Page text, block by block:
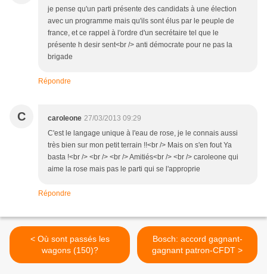
je pense qu'un parti présente des candidats à une élection
avec un programme mais qu'ils sont élus par le peuple de
france, et ce rappel à l'ordre d'un secrétaire tel que le
présente h desir sent<br /> anti démocrate pour ne pas la
brigade
Répondre
C caroleone 27/03/2013 09:29
C'est le langage unique à l'eau de rose, je le connais aussi
très bien sur mon petit terrain !!<br /> Mais on s'en fout Ya
basta !<br /> <br /> <br /> Amitiés<br /> <br /> caroleone qui
aime la rose mais pas le parti qui se l'approprie
Répondre
< Où sont passés les
wagons (150)?
Bosch: accord gagnant-
gagnant patron-CFDT >